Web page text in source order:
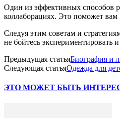
Один из эффективных способов
коллаборациях. Это поможет
Следуя этим советам и
не бойтесь экспериментировать и
Предыдущая статьяБиография и
Следующая статьяОдежда для
ЭТО МОЖЕТ БЫТЬ